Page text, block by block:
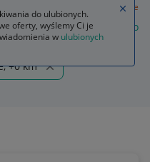
Naręczne
męskie biurko
+0 km
do ulubionych.
oferty, wyślemy Ci je
w ulubionych